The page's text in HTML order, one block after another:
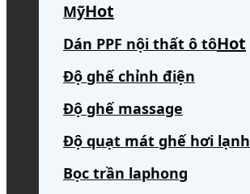
Mỹ
Dán PPF nội thất ô tô
Độ ghế chỉnh điện
Độ ghế massage
Độ quạt mát ghế hơi lạnh
Bọc trần laphong